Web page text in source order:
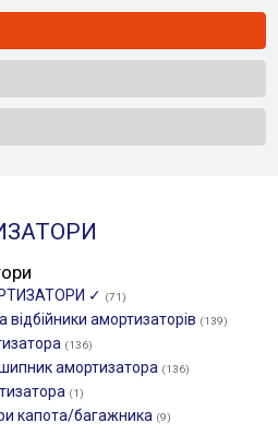
✓ (71)
відбійники амортизаторів (139)
(136)
амортизатора (136)
(1)
капота/багажника (9)